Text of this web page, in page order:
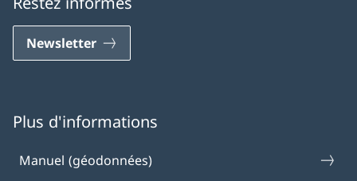
Newsletter
Plus d'informations
Manuel (géodonnées)